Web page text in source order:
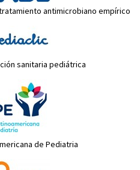
antimicrobiano empírico
sanitaria pediátrica
de Pediatria